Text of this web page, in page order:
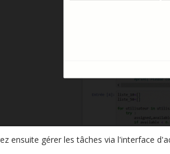
ensuite gérer les tâches via l'interface